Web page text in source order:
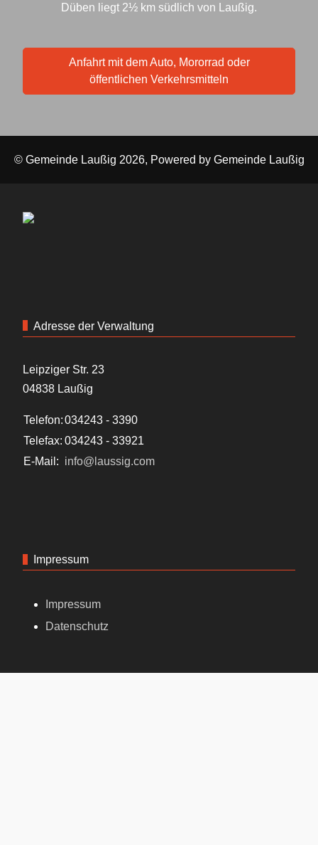
Düben liegt 2½ km südlich von Laußig.
Anfahrt mit dem Auto, Mororrad oder
öffentlichen Verkehrsmitteln
© Gemeinde Laußig 2026, Powered by Gemeinde Laußig
Adresse der Verwaltung
Leipziger Str. 23
04838 Laußig
Telefon:034243 - 3390
Telefax: 034243 - 33921
E-Mail: info@laussig.com
Impressum
Impressum
Datenschutz